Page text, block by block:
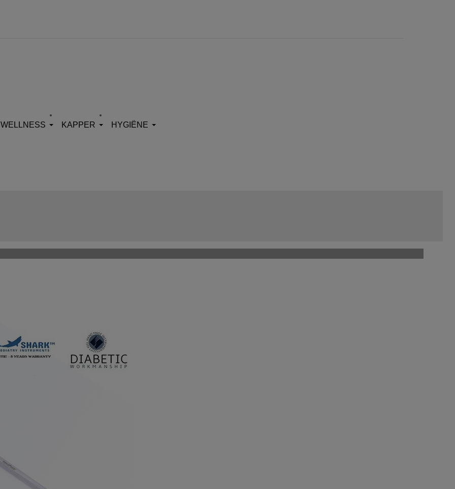
WELLNESS KAPPER HYGIËNE